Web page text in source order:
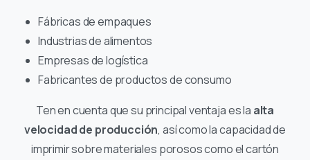
Fábricas de empaques
Industrias de alimentos
Empresas de logística
Fabricantes de productos de consumo
Ten en cuenta que su principal ventaja es la alta
velocidad de producción, así como la capacidad de
imprimir sobre materiales porosos como el cartón